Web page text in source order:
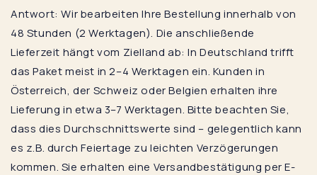
Antwort: Wir bearbeiten Ihre Bestellung innerhalb von
48 Stunden (2 Werktagen). Die anschließende
Lieferzeit hängt vom Zielland ab: In Deutschland trifft
das Paket meist in 2–4 Werktagen ein. Kunden in
Österreich, der Schweiz oder Belgien erhalten ihre
Lieferung in etwa 3–7 Werktagen. Bitte beachten Sie,
dass dies Durchschnittswerte sind – gelegentlich kann
es z.B. durch Feiertage zu leichten Verzögerungen
kommen. Sie erhalten eine Versandbestätigung per E-